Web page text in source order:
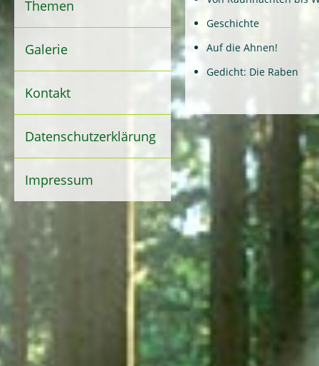
Themen
Galerie
Kontakt
Datenschutzerklärung
Impressum
Geschichte
Auf die Ahnen!
Gedicht: Die Raben